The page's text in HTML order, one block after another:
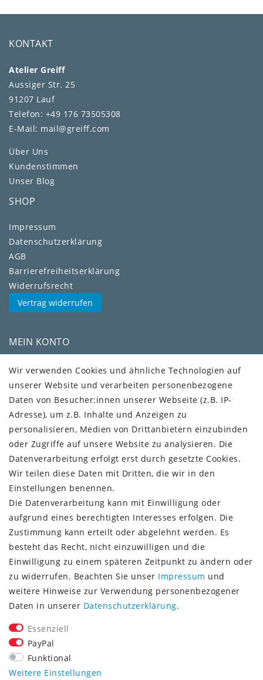
KONTAKT
Atelier Greiff
Aussiger Str. 25
91207 Lauf
Telefon: +49 176 73505308
E-Mail: mail@greiff.com
Über Uns
Kundenstimmen
Unser Blog
SHOP
Impressum
Daten­schutz­erklärung
AGB
Barrierefreiheitserklärung
Widerrufs­recht
Vertrag widerrufen
MEIN KONTO
Kundenkonto
VERSAND + SERVICE
Versandinformationen
Rückgabeinformationen
Zahlungsinformationen
Vorkasse (3% Rabatt)
Paypal
Kauf auf Rechnung (Paypalservice)
Lastschrift (Paypalservice)
Kreditkarte (Paypalservice)
SOCIAL MEDIA
CONSULTING- UND TEXTAGENTUR
Wir verwenden Cookies und ähnliche Technologien auf
unserer Website und verarbeiten personenbezogene
Daten von Besucher:innen unserer Webseite (z.B. IP-
Adresse), um z.B. Inhalte und Anzeigen zu
personalisieren, Medien von Drittanbietern einzubinden
oder Zugriffe auf unsere Website zu analysieren. Die
Datenverarbeitung erfolgt erst durch gesetzte Cookies.
Wir teilen diese Daten mit Dritten, die wir in den
Einstellungen benennen.
Die Datenverarbeitung kann mit Einwilligung oder
aufgrund eines berechtigten Interesses erfolgen. Die
Zustimmung kann erteilt oder abgelehnt werden. Es
besteht das Recht, nicht einzuwilligen und die
Einwilligung zu einem späteren Zeitpunkt zu ändern oder
zu widerrufen. Beachten Sie unser Impressum und
weitere Hinweise zur Verwendung personenbezogener
Daten in unserer Daten­schutz­erklärung.
Essenziell
PayPal
Funktional
Weitere Einstellungen